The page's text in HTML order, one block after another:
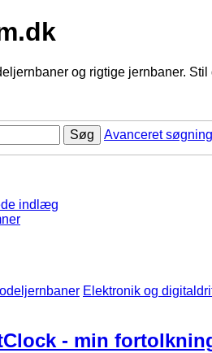
og rigtige jernbaner.
Søg Avanceret søgning
indlæg
Elektronik og
- min